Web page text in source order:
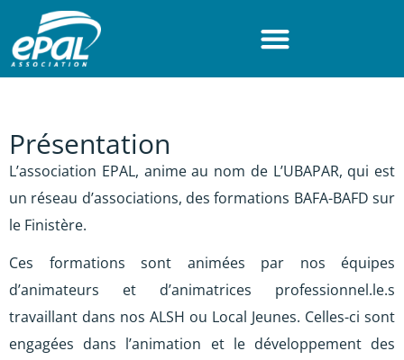
Accéder au contenu
Accéder au pied de page
Présentation
L’association EPAL, anime au nom de L’UBAPAR, qui est
un réseau d’associations, des formations BAFA-BAFD sur
le Finistère.
Ces formations sont animées par nos équipes
d’animateurs et d’animatrices professionnel.le.s
travaillant dans nos ALSH ou Local Jeunes. Celles-ci sont
engagées dans l’animation et le développement des
Panneau de gestion des cookies